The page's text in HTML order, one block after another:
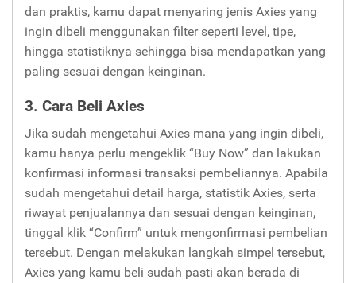
dan praktis, kamu dapat menyaring jenis Axies yang
ingin dibeli menggunakan filter seperti level, tipe,
hingga statistiknya sehingga bisa mendapatkan yang
paling sesuai dengan keinginan.
3. Cara Beli Axies
Jika sudah mengetahui Axies mana yang ingin dibeli,
kamu hanya perlu mengeklik “Buy Now” dan lakukan
konfirmasi informasi transaksi pembeliannya. Apabila
sudah mengetahui detail harga, statistik Axies, serta
riwayat penjualannya dan sesuai dengan keinginan,
tinggal klik “Confirm” untuk mengonfirmasi pembelian
tersebut. Dengan melakukan langkah simpel tersebut,
Axies yang kamu beli sudah pasti akan berada di